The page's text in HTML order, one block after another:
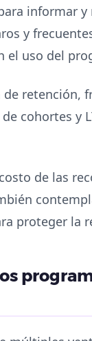
informar
y
el uso del
retención,
cohortes y
de las
proteger la